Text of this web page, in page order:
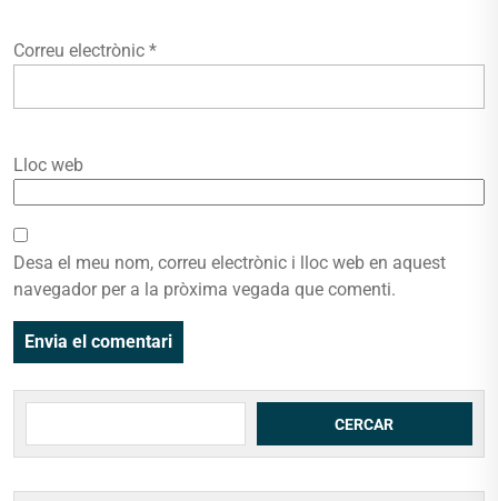
Correu electrònic *
Lloc web
Desa el meu nom, correu electrònic i lloc web en aquest
navegador per a la pròxima vegada que comenti.
Cerca CERCAR